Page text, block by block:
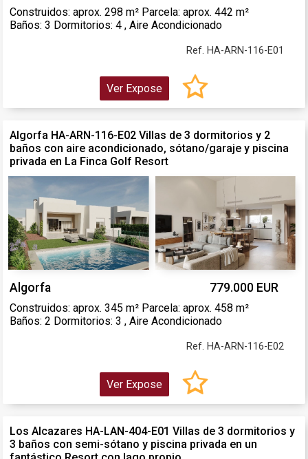
Construidos: aprox. 298 m² Parcela: aprox. 442 m²
Baños: 3 Dormitorios: 4 , Aire Acondicionado
Ref. HA-ARN-116-E01
Ver Expose
Algorfa HA-ARN-116-E02 Villas de 3 dormitorios y 2
baños con aire acondicionado, sótano/garaje y piscina
privada en La Finca Golf Resort
Algorfa 779.000 EUR
Construidos: aprox. 345 m² Parcela: aprox. 458 m²
Baños: 2 Dormitorios: 3 , Aire Acondicionado
Ref. HA-ARN-116-E02
Ver Expose
Los Alcazares HA-LAN-404-E01 Villas de 3 dormitorios y
3 baños con semi-sótano y piscina privada en un